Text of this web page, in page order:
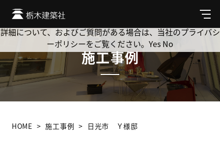
メ
ニ
ュ
施工事例
HOME 施工事例 日光市 Ｙ様邸
Cookie を使用して、お客様の活動を追跡してもよろしいです
か? 当社ではお客様のプライバシーを極めて重視しています。
詳細について、およびご質問がある場合は、当社のプライバシ
ーポリシーをご覧ください。 Yes No